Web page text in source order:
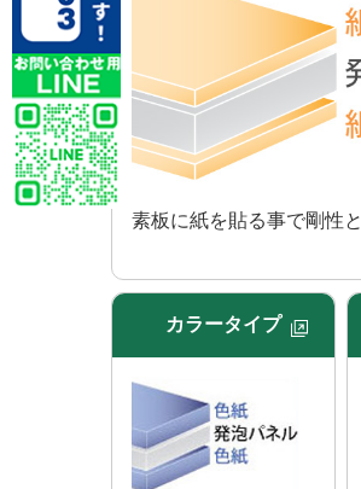
素板に紙を貼る事で剛性
カラータイプ